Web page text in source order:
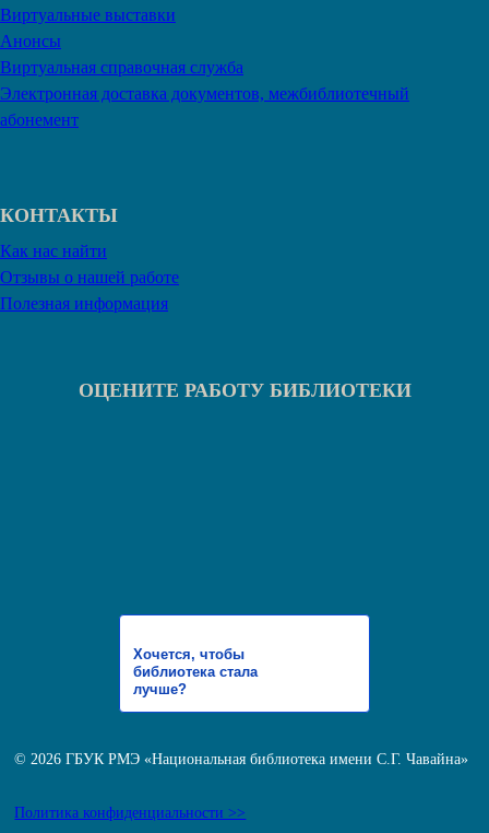
Виртуальные выставки
Анонсы
Виртуальная справочная служба
Электронная доставка документов, межбиблиотечный
абонемент
КОНТАКТЫ
Как нас найти
Отзывы о нашей работе
Полезная информация
ОЦЕНИТЕ РАБОТУ БИБЛИОТЕКИ
Хочется, чтобы
библиотека стала
лучше?
© 2026 ГБУК РМЭ «Национальная библиотека имени С.Г. Чавайна»
Политика конфиденциальности >>